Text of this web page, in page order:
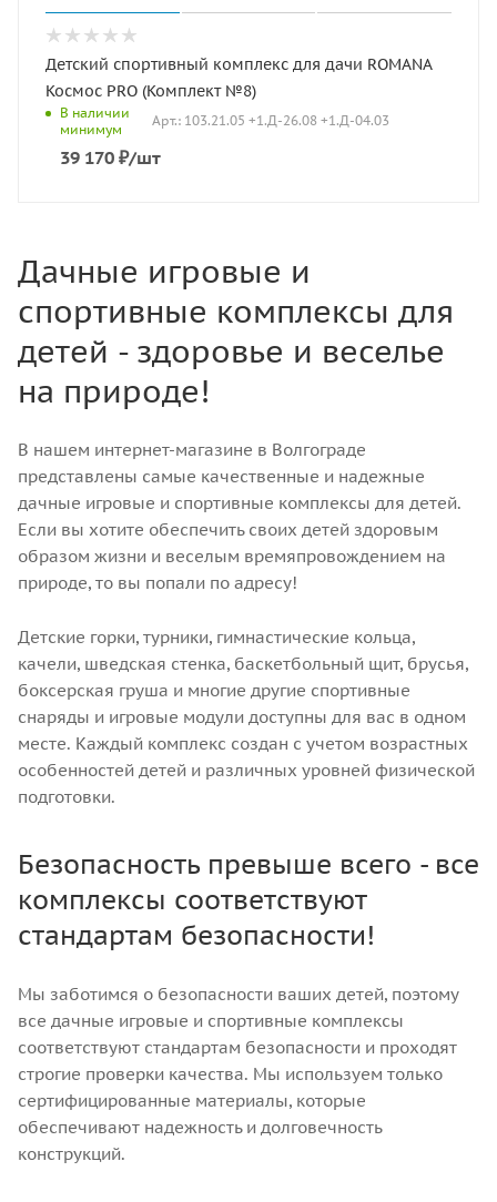
Детский спортивный комплекс для дачи ROMANA
Космос PRO (Комплект №8)
В наличии
минимум
Арт.: 103.21.05 +1.Д-26.08 +1.Д-04.03
39 170 ₽/шт
Дачные игровые и
спортивные комплексы для
детей - здоровье и веселье
на природе!
В нашем интернет-магазине в Волгограде
представлены самые качественные и надежные
дачные игровые и спортивные комплексы для детей.
Если вы хотите обеспечить своих детей здоровым
образом жизни и веселым времяпровождением на
природе, то вы попали по адресу!
Детские горки, турники, гимнастические кольца,
качели, шведская стенка, баскетбольный щит, брусья,
боксерская груша и многие другие спортивные
снаряды и игровые модули доступны для вас в одном
месте. Каждый комплекс создан с учетом возрастных
особенностей детей и различных уровней физической
подготовки.
Безопасность превыше всего - все
комплексы соответствуют
стандартам безопасности!
Мы заботимся о безопасности ваших детей, поэтому
все дачные игровые и спортивные комплексы
соответствуют стандартам безопасности и проходят
строгие проверки качества. Мы используем только
сертифицированные материалы, которые
обеспечивают надежность и долговечность
конструкций.